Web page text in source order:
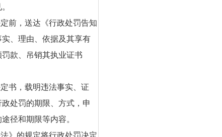
前，送达《行政处罚告知
、理由、依据及其享有
款、吊销其执业证书
书，载明违法事实、证
处罚的期限、方式，申
径和期限等内容。
》的规定将行政处罚决定